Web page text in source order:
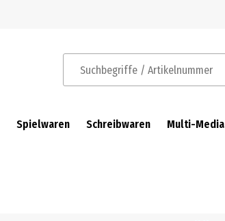
Suchbegriffe / Artikelnummer
Spielwaren Schreibwaren Multi-Media